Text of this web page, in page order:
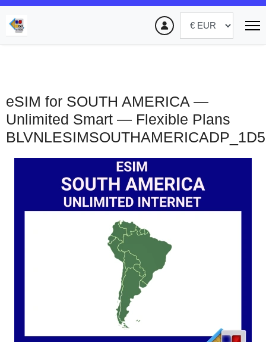
eSIM for SOUTH AMERICA —
Unlimited Smart — Flexible Plans